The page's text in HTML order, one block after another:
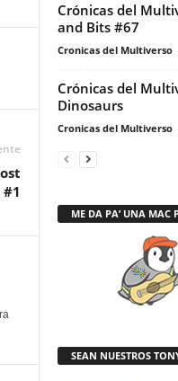
#1
Crónicas del
and Bits #67
Cronicas del Multiverso
Crónicas del
Dinosaurs
Cronicas del Multiverso
ME DA PA’ UNA MAC
SEAN NUESTROS